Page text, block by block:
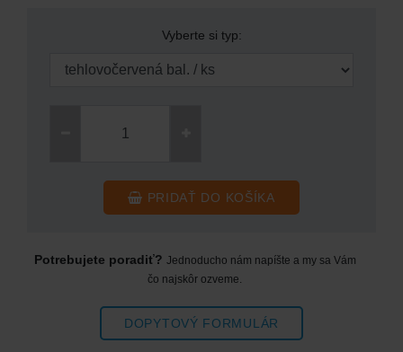
PRIDAŤ DO KOŠÍKA
Potrebujete poradiť? Jednoducho nám napíšte a my sa Vám
čo najskôr ozveme.
DOPYTOVÝ FORMULÁR